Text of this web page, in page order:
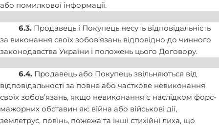
або помилкової інформації.
6.3.Продавець і Покупець несуть відповідальність
за виконання своїх зобов’язань відповідно до чинного
законодавства України і положень цього Договору.
6.4.Продавець або Покупець звільняються від
відповідальності за повне або часткове невиконання
своїх зобов’язань, якщо невиконання є наслідком форс-
мажорних обставин як: війна або військові дії,
землетрус, повінь, пожежа та інші стихійні лиха, що